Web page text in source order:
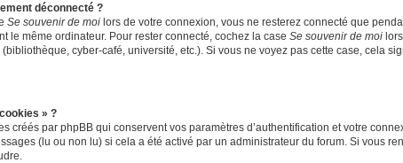
déconnecté ?
Se souvenir de moi lors de votre connexion, vous ne resterez connecté que
le même ordinateur. Pour rester connecté, cochez la case Se souvenir de moi
cyber-café, université, etc.). Si vous ne voyez pas cette case, cela
» ?
créés par phpBB qui conservent vos paramètres d’authentification et votre
(lu ou non lu) si cela a été activé par un administrateur du forum. Si vous